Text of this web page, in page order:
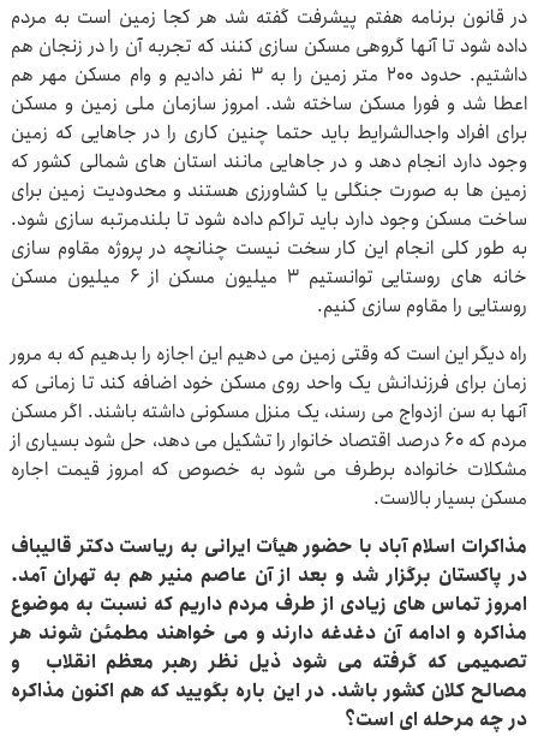
در قانون برنامه هفتم پیشرفت گفته شد هر کجا زمین است به مردم
داده شود تا آنها گروهی مسکن سازی کنند که تجربه آن را در زنجان هم
داشتیم. حدود ۲۰۰ متر زمین را به ۳ نفر دادیم و وام مسکن مهر هم
اعطا شد و فورا مسکن ساخته شد. امروز سازمان ملی زمین و مسکن
برای افراد واجدالشرایط باید حتما چنین کاری را در جاهایی که زمین
وجود دارد انجام دهد و در جاهایی مانند استان های شمالی کشور که
زمین ها به صورت جنگلی یا کشاورزی هستند و محدودیت زمین برای
ساخت مسکن وجود دارد باید تراکم داده شود تا بلندمرتبه سازی شود.
به طور کلی انجام این کار سخت نیست چنانچه در پروژه مقاوم سازی
خانه های روستایی توانستیم ۳ میلیون مسکن از ۶ میلیون مسکن
روستایی را مقاوم سازی کنیم.
راه دیگر این است که وقتی زمین می دهیم این اجازه را بدهیم که به مرور
زمان برای فرزندانش یک واحد روی مسکن خود اضافه کند تا زمانی که
آنها به سن ازدواج می رسند، یک منزل مسکونی داشته باشند. اگر مسکن
مردم که ۶۰ درصد اقتصاد خانوار را تشکیل می دهد، حل شود بسیاری از
مشکلات خانواده برطرف می شود به خصوص که امروز قیمت اجاره
مسکن بسیار بالاست.
مذاکرات اسلام آباد با حضور هیأت ایرانی به ریاست دکتر قالیباف
در پاکستان برگزار شد و بعد از آن عاصم منیر هم به تهران آمد.
امروز تماس های زیادی از طرف مردم داریم که نسبت به موضوع
مذاکره و ادامه آن دغدغه دارند و می خواهند مطمئن شوند هر
تصمیمی که گرفته می شود ذیل نظر رهبر معظم انقلاب و
مصالح کلان کشور باشد. در این باره بگویید که هم اکنون مذاکره
در چه مرحله ای است؟